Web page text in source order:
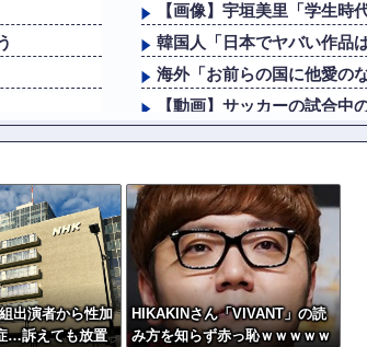
ズ...
売値...
【画像】宇垣美里「学生
韓国人「日本でヤバい作品
海外「お前らの国に他愛の
【動画】サッカーの試合中
【動画】野菜売りのおじさ
ワイ「米津玄師ってソロじ
【悲報】警察に射殺され
古いパチンコ屋にはゴリラ
橋本マナミ、6歳の息子の
出演者から性加
…訴えても放置
HIKAKINさん「VIVANT」の読
み方を知らず赤っ恥ｗｗｗｗｗ